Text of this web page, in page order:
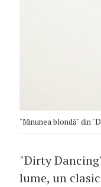
"Minunea blondă" din
"Dirty
lume, un